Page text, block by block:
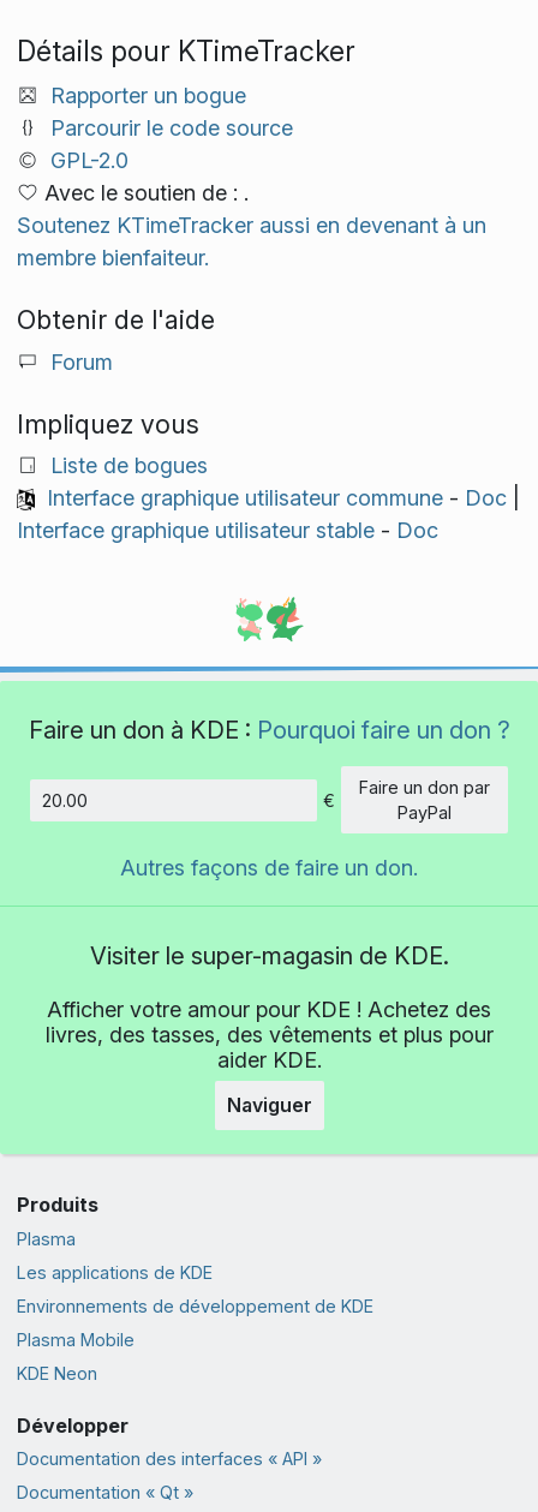
Détails pour KTimeTracker
Rapporter un bogue
Parcourir le code source
GPL-2.0
Avec le soutien de : .
Soutenez KTimeTracker aussi en devenant à un
membre bienfaiteur.
Obtenir de l'aide
Forum
Impliquez vous
Liste de bogues
Interface graphique utilisateur commune- Doc|
Interface graphique utilisateur stable- Doc
Faire un don à KDE : Pourquoi faire un don ?
Montant
€
Faire un don par
PayPal
Autres façons de faire un don.
Visiter le super-magasin de KDE.
Afficher votre amour pour KDE ! Achetez des
livres, des tasses, des vêtements et plus pour
aider KDE.
Naviguer
Produits
Plasma
Les applications de KDE
Environnements de développement de KDE
Plasma Mobile
KDE Neon
Développer
Documentation des interfaces « API »
Documentation « Qt »